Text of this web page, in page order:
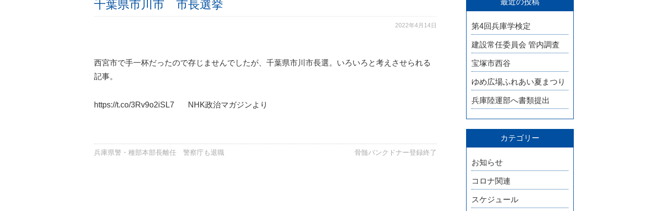
千葉県市川市 市長選挙
2022年4月14日
西宮市で手一杯だったので存じませんでしたが、千葉県市川市長選。いろいろと考えさせられる
記事。
https://t.co/3Rv9o2iSL7 NHK政治マガジンより
兵庫県警・種部本部長離任 警察庁も退職 骨髄バンクドナー登録終了
最近の投稿
第4回兵庫学検定
建設常任委員会 管内調査
宝塚市西谷
ゆめ広場ふれあい夏まつり
兵庫陸運部へ書類提出
カテゴリー
お知らせ
コロナ関連
スケジュール